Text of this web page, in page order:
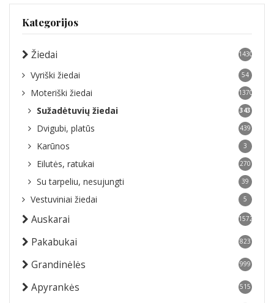
Kategorijos
Žiedai 1430
Vyriški žiedai 54
Moteriški žiedai 1370
Sužadėtuvių žiedai 343
Dvigubi, platūs 439
Karūnos 3
Eilutės, ratukai 270
Su tarpeliu, nesujungti 39
Vestuviniai žiedai 5
Auskarai 1572
Pakabukai 823
Grandinėlės 999
Apyrankės 515